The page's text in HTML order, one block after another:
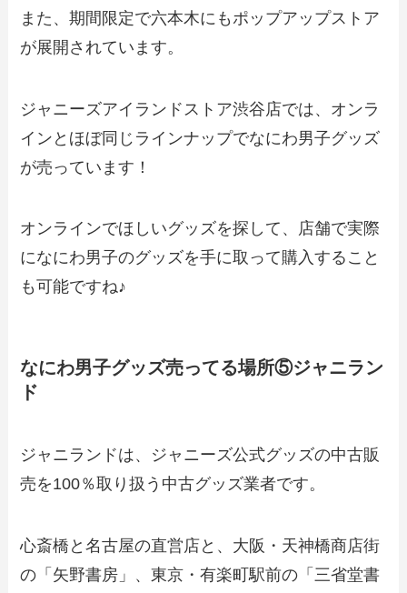
また、期間限定で六本木にもポップアップストア
が展開されています。
ジャニーズアイランドストア渋谷店では、オンラ
インとほぼ同じラインナップでなにわ男子グッズ
が売っています！
オンラインでほしいグッズを探して、店舗で実際
になにわ男子のグッズを手に取って購入すること
も可能ですね♪
なにわ男子グッズ売ってる場所⑤ジャニラン
ド
ジャニランドは、ジャニーズ公式グッズの中古販
売を100％取り扱う中古グッズ業者です。
心斎橋と名古屋の直営店と、大阪・天神橋商店街
の「矢野書房」、東京・有楽町駅前の「三省堂書